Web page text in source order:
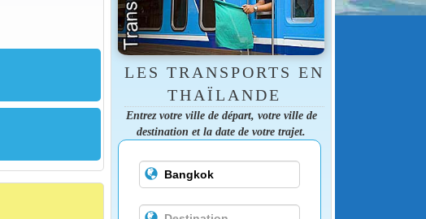
LES TRANSPORTS EN
THAÏLANDE
Entrez votre ville de départ, votre ville de
destination et la date de votre trajet.